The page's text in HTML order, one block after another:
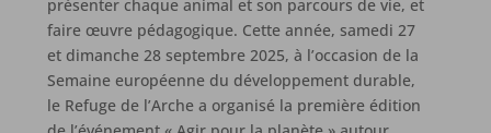
présenter chaque animal et son parcours de vie, et
faire œuvre pédagogique. Cette année, samedi 27
et dimanche 28 septembre 2025, à l’occasion de la
Semaine européenne du développement durable,
le Refuge de l’Arche a organisé la première édition